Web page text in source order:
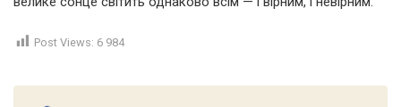
Post Views: 6 984